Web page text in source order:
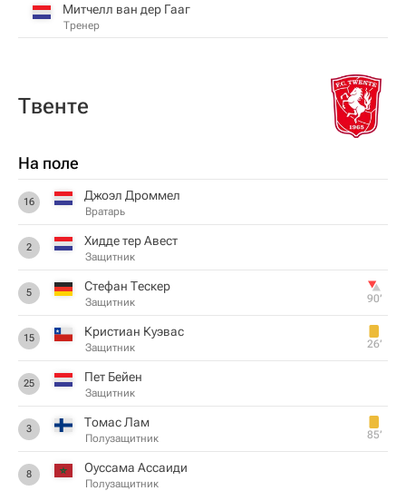
Митчелл ван дер Гааг
Тренер
Твенте
На поле
16 Джоэл Дроммел
Вратарь
2 Хидде тер Авест
Защитник
5 Стефан Тескер
Защитник 90‎’‎
15 Кристиан Куэвас
Защитник 26‎’‎
25 Пет Бейен
Защитник
3 Томас Лам
Полузащитник 85‎’‎
8 Оуссама Ассаиди
Полузащитник